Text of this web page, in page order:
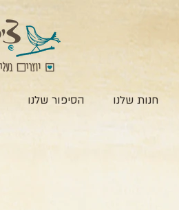
חנות שלנו הסיפור שלנו